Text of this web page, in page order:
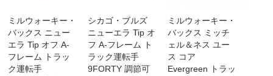
ミルウォーキー・
バックス ニュー
エラ Tip オフ A-
フレーム トラッ
ク運転手
シカゴ・ブルズ
ニューエラ Tip オ
フ A-フレーム ト
ラック運転手
9FORTY 調節可
ミルウォーキー・
バックス ミッチ
ェル＆ネス ユー
ス コア
Evergreen トラッ